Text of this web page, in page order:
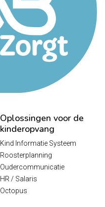
Oplossingen voor de
kinderopvang
Kind Informatie Systeem
Roosterplanning
Oudercommunicatie
HR / Salaris
Octopus